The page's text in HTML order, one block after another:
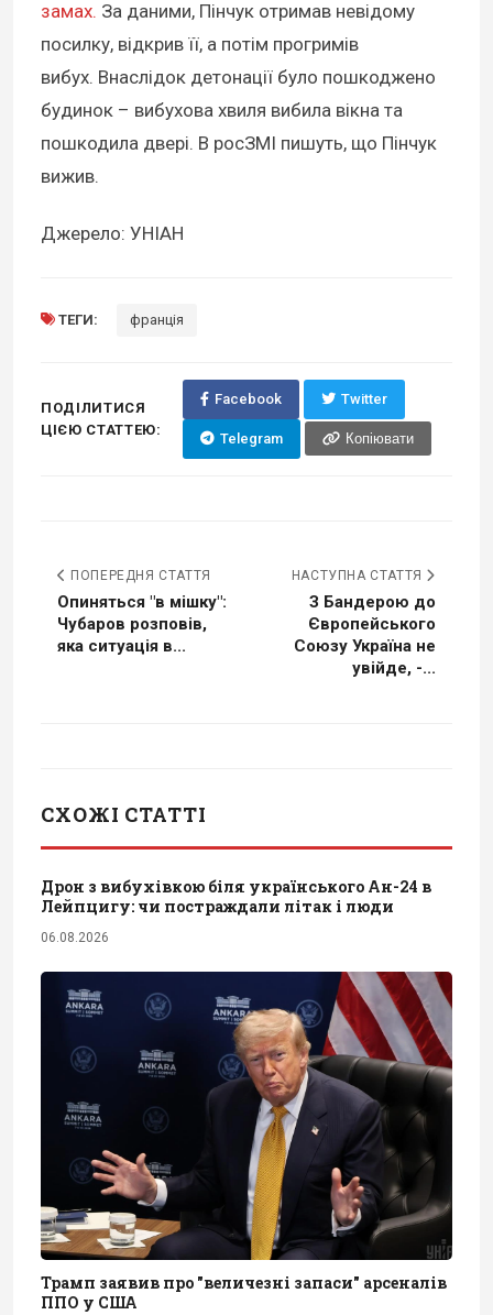
замах. За даними, Пінчук отримав невідому
посилку, відкрив її, а потім прогримів
вибух. Внаслідок детонації було пошкоджено
будинок – вибухова хвиля вибила вікна та
пошкодила двері. В росЗМІ пишуть, що Пінчук
вижив.
Джерело: УНІАН
ТЕГИ: франція
ПОДІЛИТИСЯ
ЦІЄЮ СТАТТЕЮ:
Facebook Twitter
Telegram Копіювати
ПОПЕРЕДНЯ СТАТТЯ
Опиняться "в мішку":
Чубаров розповів,
яка ситуація в...
НАСТУПНА СТАТТЯ
З Бандерою до
Європейського
Союзу Україна не
увійде, -...
СХОЖІ СТАТТІ
Дрон з вибухівкою біля українського Ан-24 в
Лейпцигу: чи постраждали літак і люди
06.08.2026
Трамп заявив про "величезні запаси" арсеналів
ППО у США